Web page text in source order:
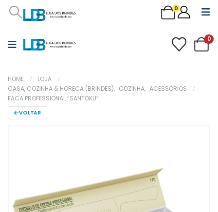
0
0
HOME
LOJA
CASA, COZINHA & HORECA (BRINDES), COZINHA, ACESSÓRIOS
FACA PROFESSIONAL “SANTOKU”
VOLTAR